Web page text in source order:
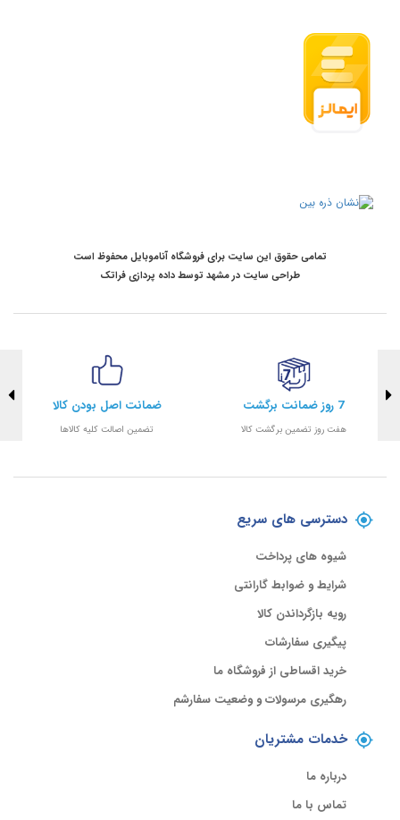
تمامی حقوق این سایت برای فروشگاه آناموبایل محفوظ است
طراحی سایت در مشهد توسطداده پردازی فراتک
7 روز ضمانت برگشت
هفت روز تضمین برگشت کالا
ضمانت اصل بودن کالا
تضمین اصالت کلیه کالاها
دسترسی های سریع
شیوه های پرداخت
شرایط و ضوابط گارانتی
رویه بازگرداندن کالا
پیگیری سفارشات
خرید اقساطی از فروشگاه ما
رهگیری مرسولات و وضعیت سفارشم
خدمات مشتریان
درباره ما
تماس با ما